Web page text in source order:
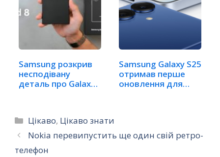
Samsung розкрив
несподівану
деталь про Galaxy
Samsung Galaxy S25
отримав перше
оновлення для…
Категорії
Цікаво, Цікаво знати
Nokia перевипустить ще один свій ретро-
телефон